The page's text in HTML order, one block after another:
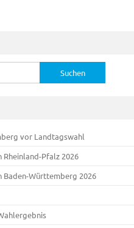
vor Landtagswahl
Pfalz 2026
Württemberg 2026